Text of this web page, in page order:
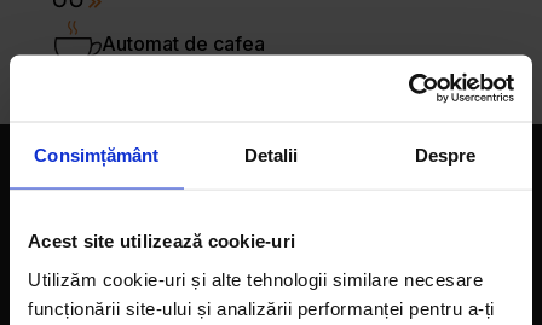
Consimțământ Detalii Despre
Acest site utilizează cookie-uri
Utilizăm cookie-uri și alte tehnologii similare necesare
funcționării site-ului și analizării performanței pentru a-ți
Automat de cafea
Magazine
Despre noi